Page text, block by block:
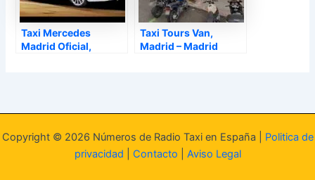
Taxi Mercedes
Madrid Oficial,
Taxi Tours Van,
Madrid – Madrid
Copyright © 2026 Números de Radio Taxi en España | Politica de
privacidad
Contacto Aviso Legal